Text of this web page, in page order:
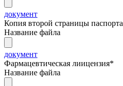
документ
Копия второй страницы паспорта
Название файла
документ
Фармацевтическая лиицензия*
Название файла